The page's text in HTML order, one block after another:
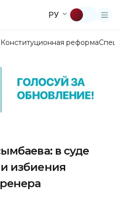
РУ
Конституционная реформа
в суде
избиения